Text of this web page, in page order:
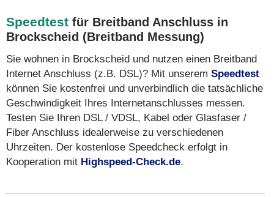
Speedtest für Breitband Anschluss in
Brockscheid (Breitband Messung)
Sie wohnen in Brockscheid und nutzen einen Breitband
Internet Anschluss (z.B. DSL)? Mit unserem Speedtest
können Sie kostenfrei und unverbindlich die tatsächliche
Geschwindigkeit Ihres Internetanschlusses messen.
Testen Sie Ihren DSL / VDSL, Kabel oder Glasfaser /
Fiber Anschluss idealerweise zu verschiedenen
Uhrzeiten. Der kostenlose Speedcheck erfolgt in
Kooperation mit Highspeed-Check.de.